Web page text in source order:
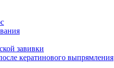
завивки
кератинового выпрямления